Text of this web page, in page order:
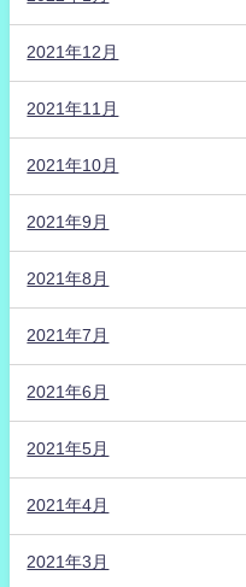
2021年12月
2021年11月
2021年10月
2021年9月
2021年8月
2021年7月
2021年6月
2021年5月
2021年4月
2021年3月